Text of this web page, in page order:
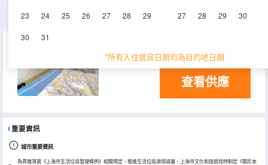
23 24 25 26 27 28 29
30 31
27 28 29 30
*所有入住退房日期均為目的地日期
市景兩室套房
48㎡
查看供應
重要資訊
城市重要資訊
為貫徹落實《上海市生活垃圾管理條例》相關規定，推進生活垃圾源頭減量，上海市文化和旅遊局特制定《關於本